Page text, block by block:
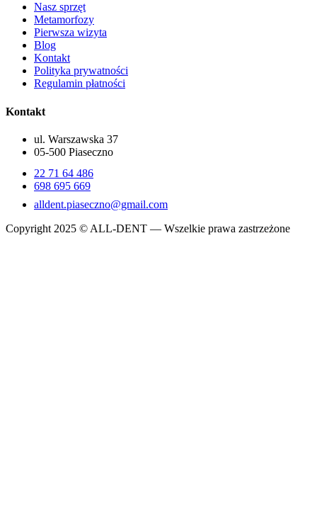
Nasz sprzęt
Metamorfozy
Pierwsza wizyta
Blog
Kontakt
Polityka prywatności
Regulamin płatności
Kontakt
ul. Warszawska 37
05-500 Piaseczno
22 71 64 486
698 695 669
alldent.piaseczno@gmail.com
Copyright 2025 © ALL-DENT — Wszelkie prawa zastrzeżone